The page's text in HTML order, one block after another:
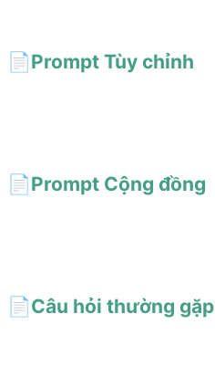
📄️Prompt Tùy chỉnh
📄️Prompt Cộng đồng
📄️Câu hỏi thường gặp